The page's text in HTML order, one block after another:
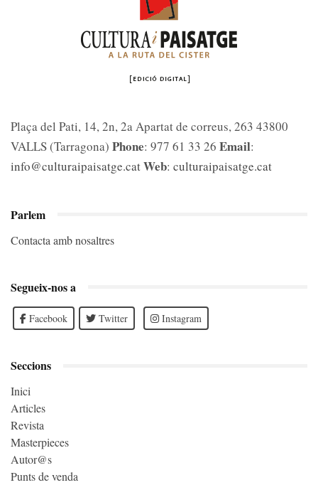
Plaça del Pati, 14, 2n, 2a Apartat de correus, 263 43800
VALLS (Tarragona) Phone: 977 61 33 26 Email:
info@culturaipaisatge.catWeb: culturaipaisatge.cat
Parlem
Contacta amb nosaltres
Segueix-nos a
Facebook Twitter Instagram
Seccions
Inici
Articles
Revista
Masterpieces
Autor@s
Punts de venda